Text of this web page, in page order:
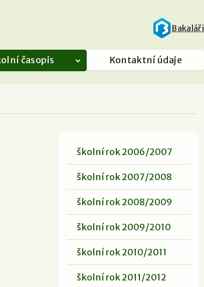
Bakaláři
časopis Kontaktní údaje
školní rok 2006/2007
školní rok 2007/2008
školní rok 2008/2009
školní rok 2009/2010
školní rok 2010/2011
školní rok 2011/2012